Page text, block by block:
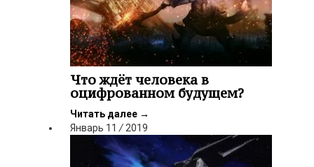
Что ждёт человека в
оцифрованном будущем?
Читать далее →
Январь 11/2019